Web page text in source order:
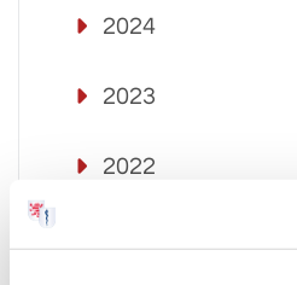
2024
2023
2022